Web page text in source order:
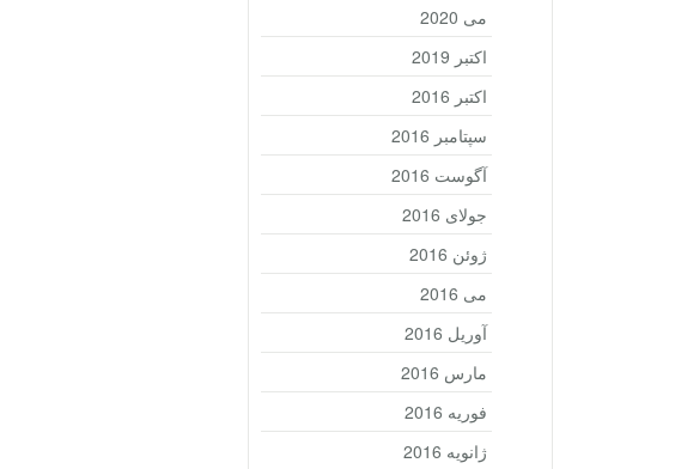
می 2020
اکتبر 2019
اکتبر 2016
سپتامبر 2016
آگوست 2016
جولای 2016
ژوئن 2016
می 2016
آوریل 2016
مارس 2016
فوریه 2016
ژانویه 2016